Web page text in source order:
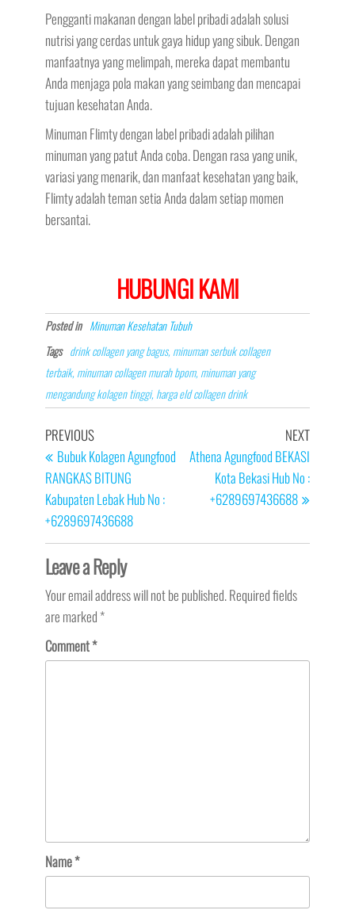
Pengganti makanan dengan label pribadi adalah solusi
nutrisi yang cerdas untuk gaya hidup yang sibuk. Dengan
manfaatnya yang melimpah, mereka dapat membantu
Anda menjaga pola makan yang seimbang dan mencapai
tujuan kesehatan Anda.
Minuman Flimty dengan label pribadi adalah pilihan
minuman yang patut Anda coba. Dengan rasa yang unik,
variasi yang menarik, dan manfaat kesehatan yang baik,
Flimty adalah teman setia Anda dalam setiap momen
bersantai.
HUBUNGI KAMI
Posted in Minuman Kesehatan Tubuh
Tags drink collagen yang bagus, minuman serbuk collagen
terbaik, minuman collagen murah bpom, minuman yang
mengandung kolagen tinggi, harga eld collagen drink
Post
navigation
Previous
Post
PREVIOUS
Bubuk Kolagen Agungfood
RANGKAS BITUNG
Kabupaten Lebak Hub No :
+6289697436688
Next
NEXT
Athena Agungfood BEKASI
Kota Bekasi Hub No :
+6289697436688
Leave a Reply
Your email address will not be published.Required fields
are marked*
Comment*
Name*